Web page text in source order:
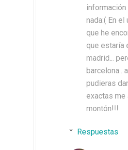
nada:( En
que he
que estaría
madrid...
barcelona..
pudieras
exactas me
montón!!!
Respuestas